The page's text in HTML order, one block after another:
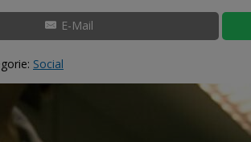
E-Mail
Social